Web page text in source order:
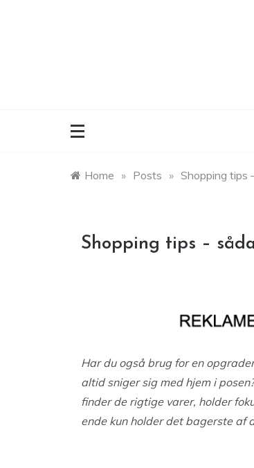
Home » Posts » Shopping tips
Shopping tips –
Har du også brug for en
altid sniger sig med hjem i
finder de rigtige varer, holder
ende kun holder det bagerste af